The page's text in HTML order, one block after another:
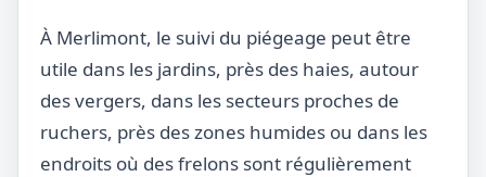
À Merlimont, le suivi du piégeage peut être
utile dans les jardins, près des haies, autour
des vergers, dans les secteurs proches de
ruchers, près des zones humides ou dans les
endroits où des frelons sont régulièrement